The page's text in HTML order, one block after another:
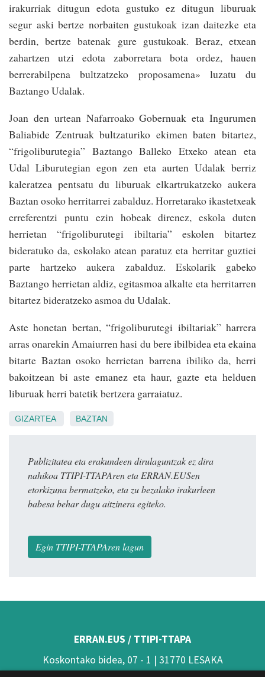
irakurriak ditugun edota gustuko ez ditugun liburuak
segur aski bertze norbaiten gustukoak izan daitezke eta
berdin, bertze batenak gure gustukoak. Beraz, etxean
zahartzen utzi edota zaborretara bota ordez, hauen
berrerabilpena bultzatzeko proposamena» luzatu du
Baztango Udalak.
Joan den urtean Nafarroako Gobernuak eta Ingurumen
Baliabide Zentruak bultzaturiko ekimen baten bitartez,
“frigoliburutegia” Baztango Balleko Etxeko atean eta
Udal Liburutegian egon zen eta aurten Udalak berriz
kaleratzea pentsatu du liburuak elkartrukatzeko aukera
Baztan osoko herritarrei zabalduz. Horretarako ikastetxeak
erreferentzi puntu ezin hobeak direnez, eskola duten
herrietan “frigoliburutegi ibiltaria” eskolen bitartez
bideratuko da, eskolako atean paratuz eta herritar guztiei
parte hartzeko aukera zabalduz. Eskolarik gabeko
Baztango herrietan aldiz, egitasmoa alkalte eta herritarren
bitartez bideratzeko asmoa du Udalak.
Aste honetan bertan, “frigoliburutegi ibiltariak” harrera
arras onarekin Amaiurren hasi du bere ibilbidea eta ekaina
bitarte Baztan osoko herrietan barrena ibiliko da, herri
bakoitzean bi aste emanez eta haur, gazte eta helduen
liburuak herri batetik bertzera garraiatuz.
GIZARTEA BAZTAN
Publizitatea eta erakundeen dirulaguntzak ez dira
nahikoa TTIPI-TTAPAren eta ERRAN.EUSen
etorkizuna bermatzeko, eta zu bezalako irakurleen
babesa behar dugu aitzinera egiteko.
Egin TTIPI-TTAPAren lagun
ERRAN.EUS / TTIPI-TTAPA
Koskontako bidea, 07 - 1 | 31770 LESAKA